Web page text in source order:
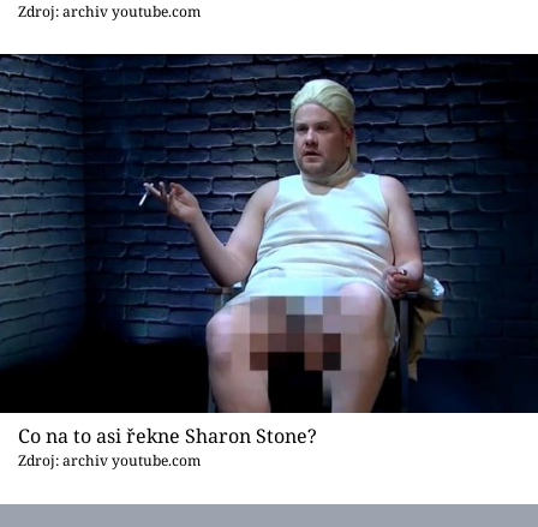
Videa
Sledujte prima+
Přihlášení
Sledujte nás
Zdroj: archiv youtube.com
Co na to asi řekne Sharon Stone?
Zdroj: archiv youtube.com